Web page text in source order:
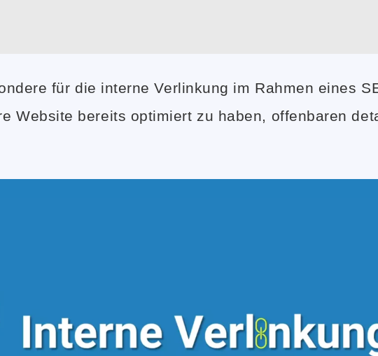
für die interne Verlinkung im Rahmen eines
Website bereits optimiert zu haben, offenbaren